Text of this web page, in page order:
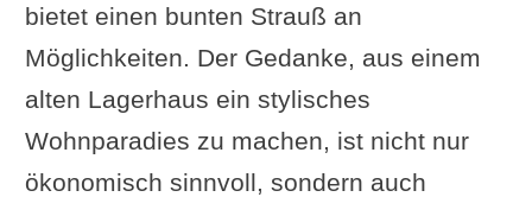
bietet einen bunten Strauß an
Möglichkeiten. Der Gedanke, aus einem
alten Lagerhaus ein stylisches
Wohnparadies zu machen, ist nicht nur
ökonomisch sinnvoll, sondern auch